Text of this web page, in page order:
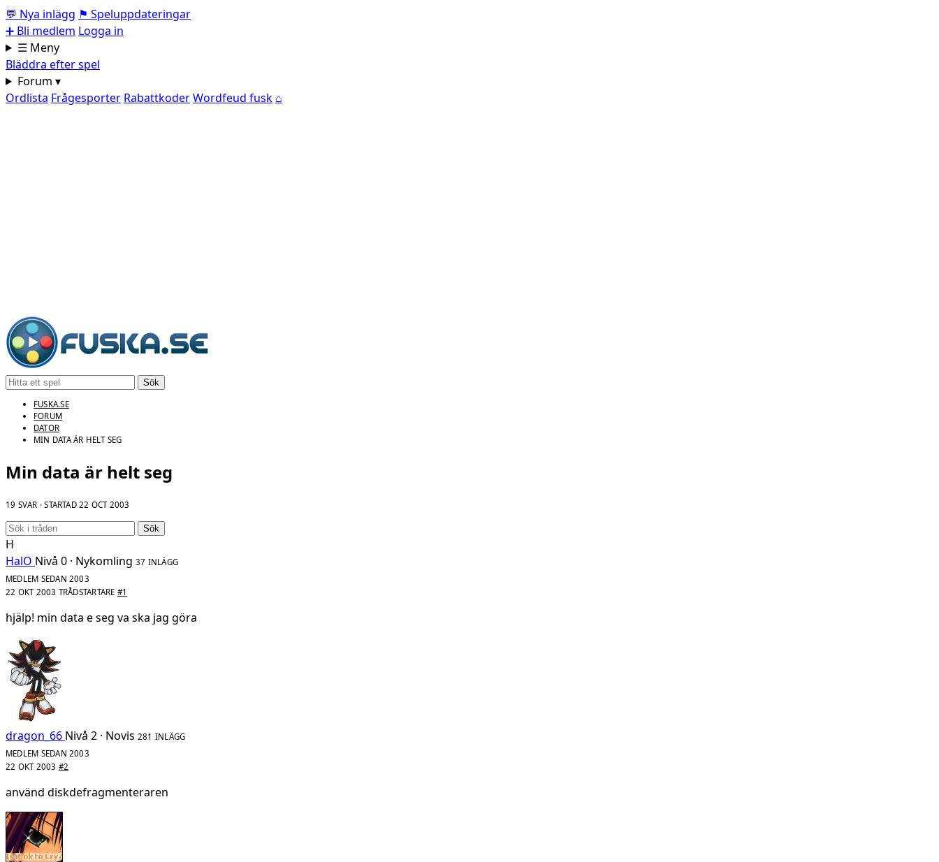
💬 Nya inlägg ⚑ Speluppdateringar
➕ Bli medlem Logga in
☰ Meny
Bläddra efter spel
Forum ▾
Ordlista Frågesporter RabattkoderWordfeud fusk ⌂
Sök
FUSKA.SE
FORUM
DATOR
MIN DATA ÄR HELT SEG
Min data är helt seg
19 SVAR · STARTAD22 OCT 2003
Sök
H
HalO Nivå 0 · Nykomling 37 INLÄGG
MEDLEM SEDAN 2003
22 OKT 2003 TRÅDSTARTARE #1
hjälp! min data e seg va ska jag göra
dragon_66 Nivå 2 · Novis 281 INLÄGG
MEDLEM SEDAN 2003
22 OKT 2003 #2
använd diskdefragmenteraren